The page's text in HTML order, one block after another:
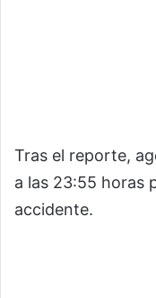
Tras el reporte,
a las 23:55 horas
accidente.